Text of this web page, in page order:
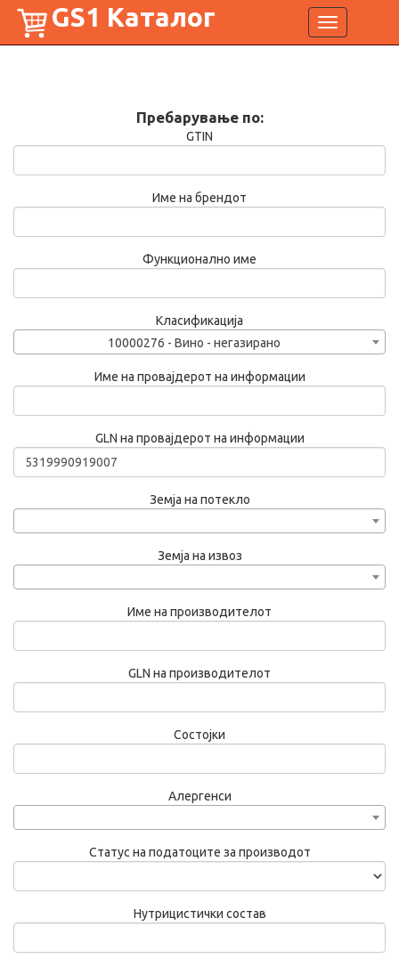
Toggle
navigation
GS1 Каталог
Пребарување по:
GTIN
Име на брендот
Функционално име
Класификација
10000276 - Вино - негазирано
Име на провајдерот на информации
GLN на провајдерот на информации
Земја на потекло
Земја на извоз
Име на производителот
GLN на производителот
Состојки
Алергенси
Статус на податоците за производот
Нутрицистички состав